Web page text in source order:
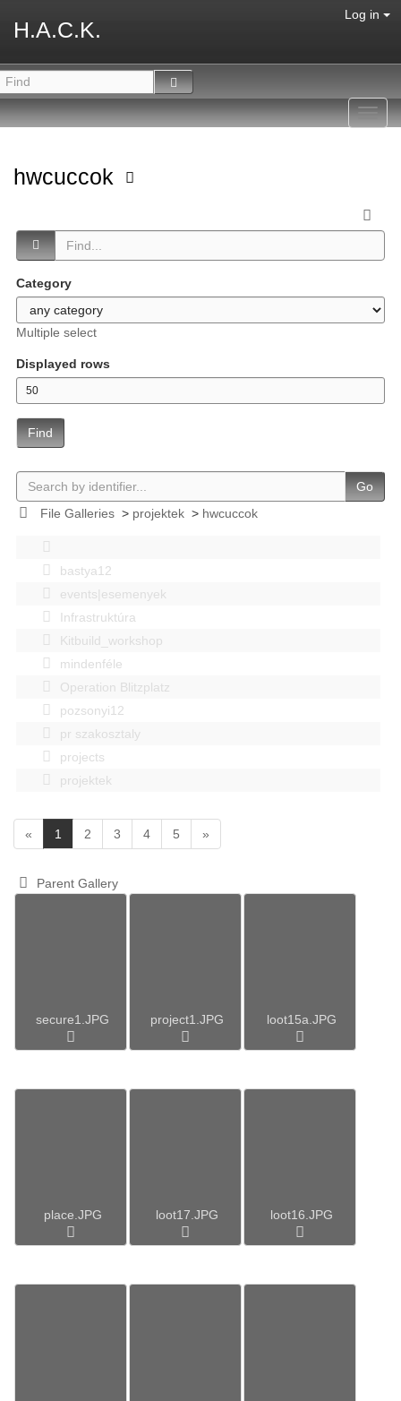
H.A.C.K.
Log in
hwcuccok
Category
Multiple select
Displayed rows
Find
Go
File Galleries> projektek> hwcuccok
bastya12
events|esemenyek
Infrastruktúra
Kitbuild_workshop
mindenféle
Operation Blitzplatz
pozsonyi12
pr szakosztaly
projects
projektek
« 1
c
r
2 3 4 5 »
Parent Gallery
secure1.JPG project1.JPG loot15a.JPG
place.JPG loot17.JPG loot16.JPG